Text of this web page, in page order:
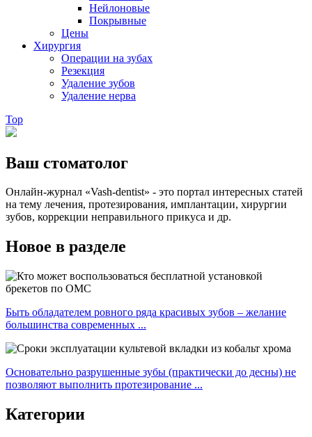
Нейлоновые
Покрывные
Цены
Хирургия
Операции на зубах
Резекция
Удаление зубов
Удаление нерва
Top
Ваш стоматолог
Онлайн-журнал «Vash-dentist» - это портал интересных статей
на тему лечения, протезирования, имплантации, хирургии
зубов, коррекции неправильного прикуса и др.
Новое в разделе
Быть обладателем ровного ряда красивых зубов – желание
большинства современных ...
Основательно разрушенные зубы (практически до десны) не
позволяют выполнить протезирование ...
Категории